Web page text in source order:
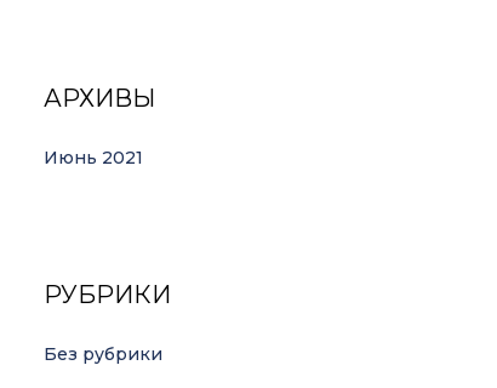
АРХИВЫ
Июнь 2021
РУБРИКИ
Без рубрики